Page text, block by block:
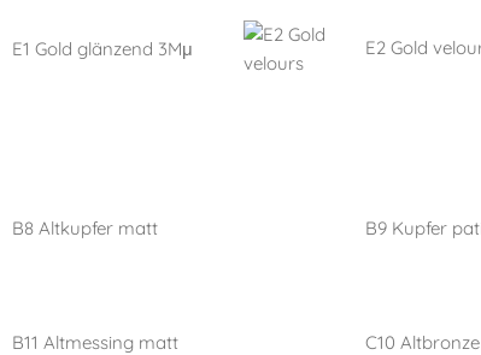
E1 Gold glänzend 3Mμ E2 Gold
B8 Altkupfer matt B9 Kupfer
B11 Altmessing matt C10